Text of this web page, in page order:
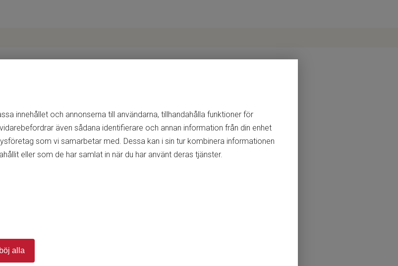
innehållet och annonserna till användarna, tillhandahålla funktioner för
även sådana identifierare och annan information från din enhet
som vi samarbetar med. Dessa kan i sin tur kombinera informationen
eller som de har samlat in när du har använt deras tjänster.
alla